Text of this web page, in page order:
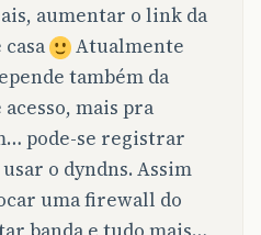
aumentar o link da
Atualmente
também da
mais pra
pode-se registrar
o dyndns. Assim
uma firewall do